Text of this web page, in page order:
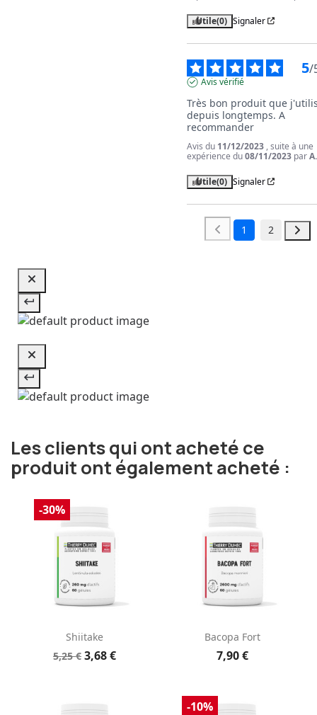
Utile(0) Signaler
5/
Avis vérifié
Très bon produit que
depuis longtemps. A
recommander
Avis du 11/12/2023 , suite à une
expérience du08/11/2023 par
Utile(0) Signaler
1 2
Les clients qui ont acheté ce
produit ont également acheté :
Shiitake
5,25 € 3,68 €
-30%
Bacopa Fort
7,90 €
-10%